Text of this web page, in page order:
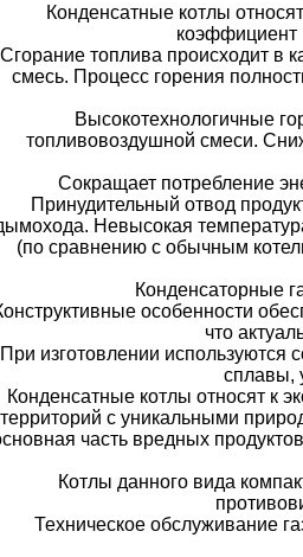
Конденсатные котлы
коэффициент
Сгорание топлива происходит в
смесь. Процесс горения
Высокотехнологичные
топливовоздушной смеси.
Сокращает потребление
Принудительный отвод
Невысокая
(по сравнению с обычным
Конденсаторные
особенности
что
При изготовлении
сплавы,
Конденсатные котлы относят к
территорий с уникальными
часть вредных
Котлы данного вида
Техническое обслуживание